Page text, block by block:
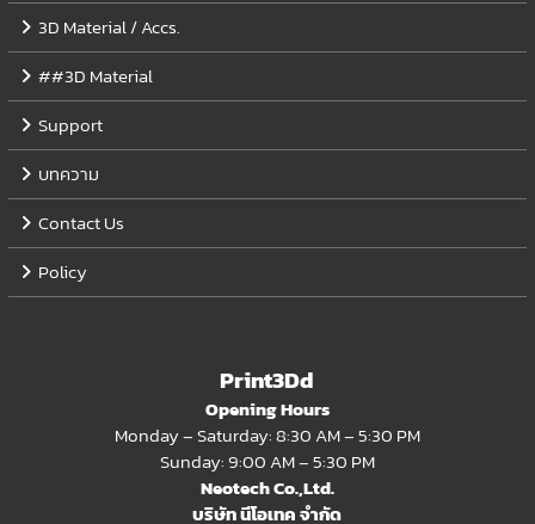
3D Material / Accs.
##3D Material
Support
บทความ
Contact Us
Policy
Print3Dd
Opening Hours
Monday – Saturday: 8:30 AM – 5:30 PM
Sunday: 9:00 AM – 5:30 PM
Neotech Co.,Ltd.
บริษัท นีโอเทค จำกัด